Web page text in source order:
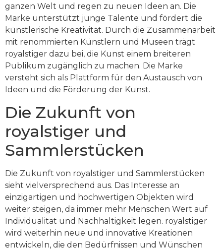
ganzen Welt und regen zu neuen Ideen an. Die
Marke unterstützt junge Talente und fördert die
künstlerische Kreativität. Durch die Zusammenarbeit
mit renommierten Künstlern und Museen trägt
royalstiger dazu bei, die Kunst einem breiteren
Publikum zugänglich zu machen. Die Marke
versteht sich als Plattform für den Austausch von
Ideen und die Förderung der Kunst.
Die Zukunft von
royalstiger und
Sammlerstücken
Die Zukunft von royalstiger und Sammlerstücken
sieht vielversprechend aus. Das Interesse an
einzigartigen und hochwertigen Objekten wird
weiter steigen, da immer mehr Menschen Wert auf
Individualität und Nachhaltigkeit legen. royalstiger
wird weiterhin neue und innovative Kreationen
entwickeln, die den Bedürfnissen und Wünschen